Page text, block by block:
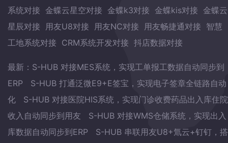
系统对接 金蝶云星空对接 金蝶k3对接 金蝶kis对接 金蝶云
星辰对接 用友U8对接 用友NC对接 用友畅捷通对接 智慧
工地系统对接 CRM系统开发对接 抖店数据对接
最新： S-HUB 对接MES系统，实现工单报工数据自动同步到
ERP
S-HUB 打通泛微E9+E签宝，实现电子签章全链路自动
化
S-HUB 对接医院HIS系统，实现门诊收费药品出入库住院
收入自动同步到用友
S-HUB 对接WMS仓储系统，实现出入
库数据自动同步到ERP
S-HUB 串联用友U8+氚云+钉钉，搭